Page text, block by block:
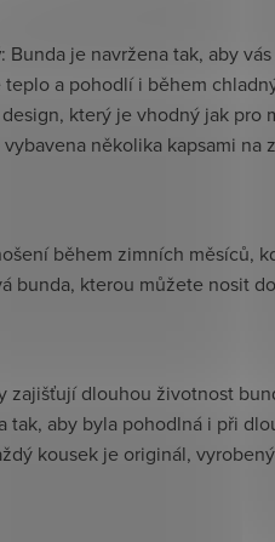
: Bunda je navržena tak, aby
teplo a pohodlí i během
který je vhodný jak pro
vybavena několika kapsami
během zimních měsíců,
bunda, kterou můžete nosit
zajišťují dlouhou životnost
tak, aby byla pohodlná i při
kousek je originál,